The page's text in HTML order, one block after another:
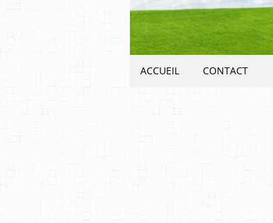
ACCUEIL CONTACT